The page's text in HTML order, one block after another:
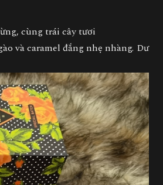
cùng trái cây tươi
và caramel đắng nhẹ nhàng. Dư